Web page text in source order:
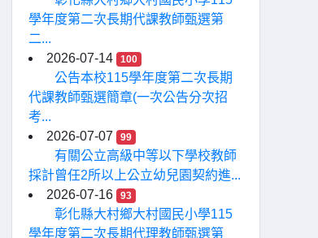
學年度第二次長期代課教師甄選第
二...
2026-07-14
100
公告本校115學年度第二次長期
代課教師甄選簡章(一次公告分次招
考...
2026-07-07
99
有關公立高級中等以下學校教師
採計曾任2所以上公立幼兒園契約進...
2026-07-16
93
彰化縣大村鄉大村國民小學115
學年度第二次長期代理教師甄選第